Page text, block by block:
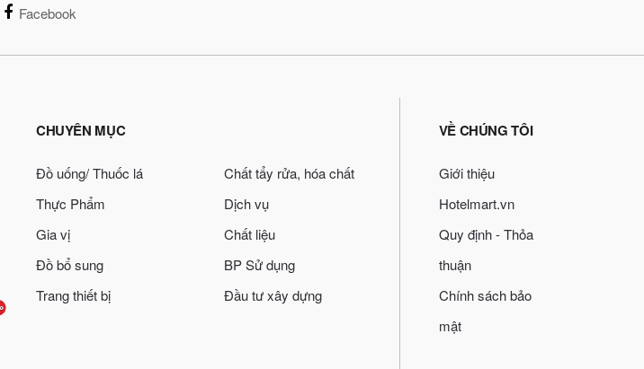
Facebook
CHUYÊN MỤC
Đồ uống/ Thuốc lá
Thực Phẩm
Gia vị
Đồ bổ sung
Trang thiết bị
Chất tẩy rửa, hóa chất
Dịch vụ
Chất liệu
BP Sử dụng
Đầu tư xây dựng
VỀ CHÚNG TÔI
Giới thiệu
Hotelmart.vn
Quy định - Thỏa
thuận
Chính sách bảo
mật